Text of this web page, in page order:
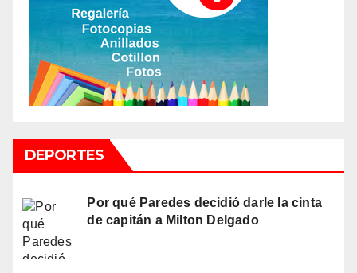
DEPORTES
Por qué Paredes decidió darle la cinta
de capitán a Milton Delgado